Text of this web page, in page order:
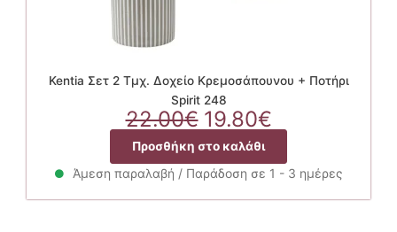
Kentia Σετ 2 Τμχ. Δοχείο Κρεμοσάπουνου + Ποτήρι
Spirit 248
22.00€ Original
price
was:
22.00€.
19.80€Η
τρέχουσα
τιμή
είναι:
19.80€.
Προσθήκη στο καλάθι
Άμεση παραλαβή / Παράδοση σε 1 - 3 ημέρες